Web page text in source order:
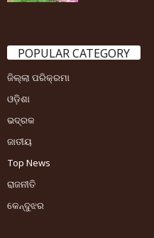
POPULAR CATEGORY
ଜିଲ୍ଲା ପରିକ୍ରମା
ଓଡ଼ିଶା
ଭଦ୍ରକ
ଜାତୀୟ
Top News
ରାଜନୀତି
କେନ୍ଦୁଝର